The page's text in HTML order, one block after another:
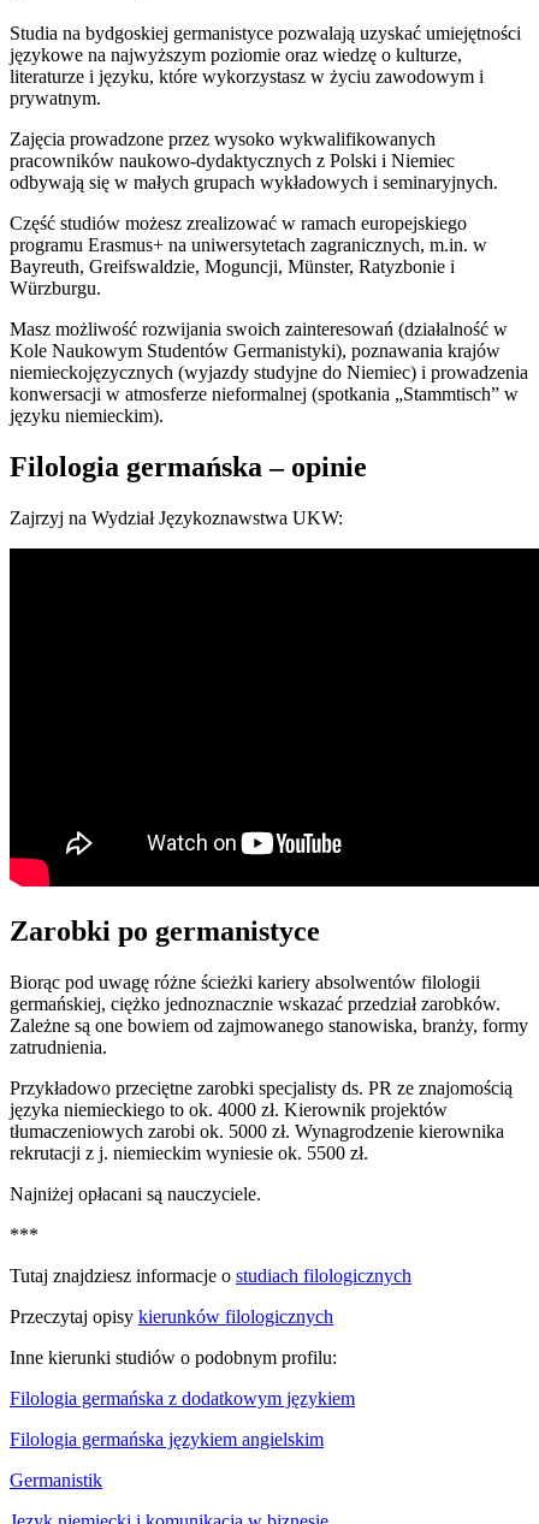
Studia na bydgoskiej germanistyce pozwalają uzyskać umiejętności
językowe na najwyższym poziomie oraz wiedzę o kulturze,
literaturze i języku, które wykorzystasz w życiu zawodowym i
prywatnym.
Zajęcia prowadzone przez wysoko wykwalifikowanych
pracowników naukowo-dydaktycznych z Polski i Niemiec
odbywają się w małych grupach wykładowych i seminaryjnych.
Część studiów możesz zrealizować w ramach europejskiego
programu Erasmus+ na uniwersytetach zagranicznych, m.in. w
Bayreuth, Greifswaldzie, Moguncji, Münster, Ratyzbonie i
Würzburgu.
Masz możliwość rozwijania swoich zainteresowań (działalność w
Kole Naukowym Studentów Germanistyki), poznawania krajów
niemieckojęzycznych (wyjazdy studyjne do Niemiec) i prowadzenia
konwersacji w atmosferze nieformalnej (spotkania „Stammtisch” w
języku niemieckim).
Filologia germańska – opinie
Zajrzyj na Wydział Językoznawstwa UKW:
Zarobki po germanistyce
Biorąc pod uwagę różne ścieżki kariery absolwentów filologii
germańskiej, ciężko jednoznacznie wskazać przedział zarobków.
Zależne są one bowiem od zajmowanego stanowiska, branży, formy
zatrudnienia.
Przykładowo przeciętne zarobki specjalisty ds. PR ze znajomością
języka niemieckiego to ok. 4000 zł. Kierownik projektów
tłumaczeniowych zarobi ok. 5000 zł. Wynagrodzenie kierownika
rekrutacji z j. niemieckim wyniesie ok. 5500 zł.
Najniżej opłacani są nauczyciele.
***
Tutaj znajdziesz informacje o studiach filologicznych
Przeczytaj opisy kierunków filologicznych
Inne kierunki studiów o podobnym profilu:
Filologia germańska z dodatkowym językiem
Filologia germańska językiem angielskim
Germanistik